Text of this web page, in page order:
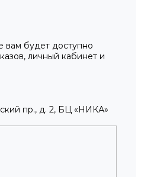
вам будет доступно
личный кабинет и
пр., д. 2, БЦ «НИКА»